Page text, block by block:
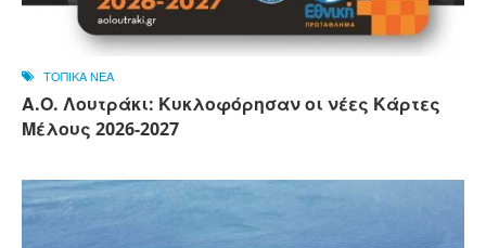
ΤΟΠΙΚΑ ΝΕΑ
Α.Ο. Λουτράκι: Κυκλοφόρησαν οι νέες Κάρτες
Μέλους 2026-2027